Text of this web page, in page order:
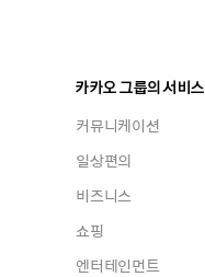
카카오 그룹의 서비스
커뮤니케이션
일상편의
비즈니스
쇼핑
엔터테인먼트